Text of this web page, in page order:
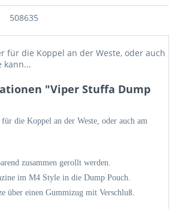
508635
für die Koppel an der Weste, oder auch
kann...
"Viper Stuffa Dump
die Koppel an der Weste, oder auch am
zusammen gerollt werden.
im M4 Style in die Dump Pouch.
über einen Gummizug mit Verschluß.